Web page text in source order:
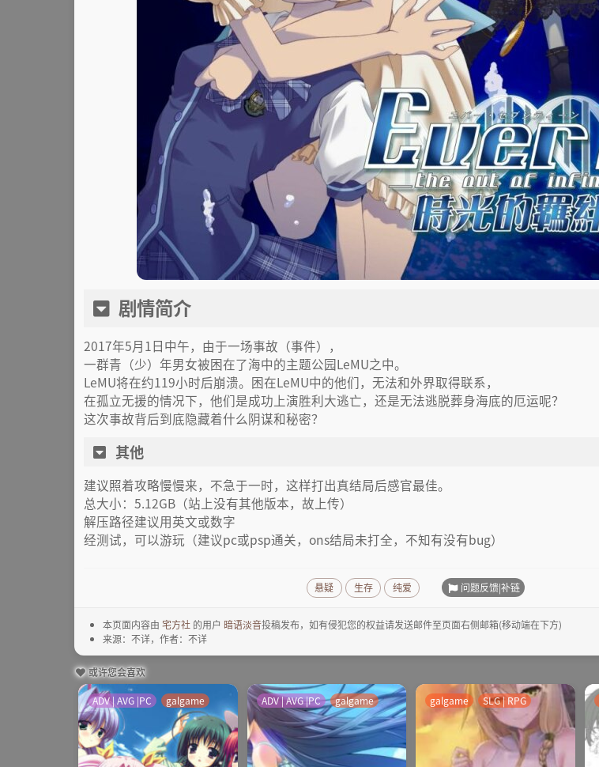
剧情简介
2017年5月1日中午，由于一场事故（事件），
一群青（少）年男女被困在了海中的主题公园LeMU之中。
LeMU将在约119小时后崩溃。困在LeMU中的他们，无法和外界取得联系，
在孤立无援的情况下，他们是成功上演胜利大逃亡，还是无法逃脱葬身海底的厄运呢？
这次事故背后到底隐藏着什么阴谋和秘密？
其他
建议照着攻略慢慢来，不急于一时，这样打出真结局后感官最佳。
总大小：5.12GB（站上没有其他版本，故上传）
解压路径建议用英文或数字
经测试，可以游玩（建议pc或psp通关，ons结局未打全，不知有没有bug）
悬疑 生存 纯爱 问题反馈|补链
本页面内容由 宅方社 的用户 暗语淡音投稿发布，如有侵犯您的权益请发送邮件至页面右侧邮箱(移动端在下方)
来源：不详，作者：不详
或许您会喜欢
ADV | AVG |PC galgame ADV | AVG |PC galgame galgame SLG | RPG